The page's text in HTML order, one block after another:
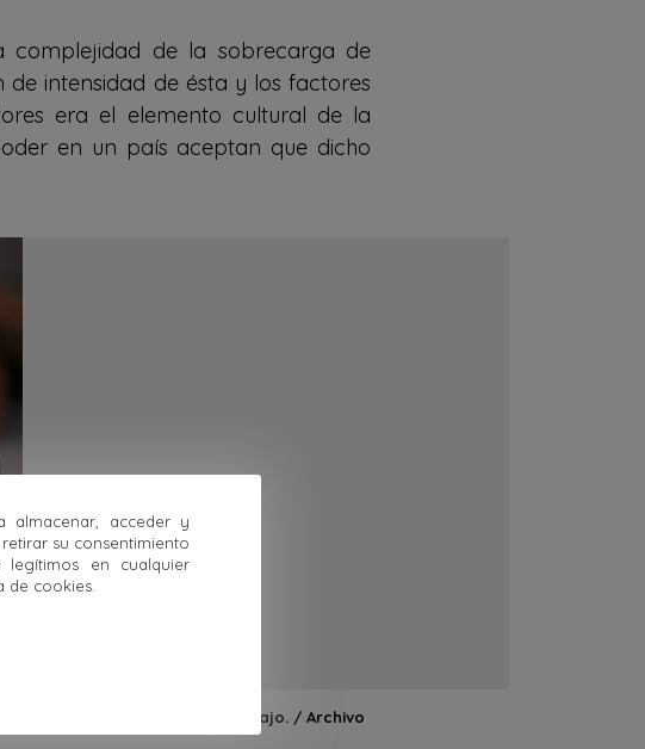
complejidad de la sobrecarga de
intensidad de ésta y los factores
era el elemento cultural de la
en un país aceptan que dicho
y calidad del trabajo. / Archivo
almacenar, acceder y
su consentimiento
en cualquier
de cookies.